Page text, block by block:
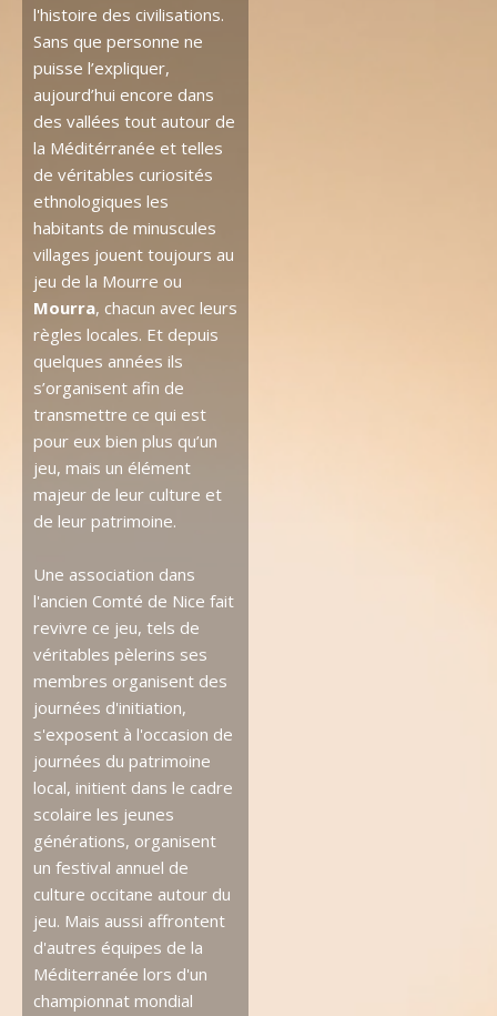
l'histoire des civilisations.
Sans que personne ne
puisse l’expliquer,
aujourd’hui encore dans
des vallées tout autour de
la Méditérranée et telles
de véritables curiosités
ethnologiques les
habitants de minuscules
villages jouent toujours au
jeu de la Mourre ou
Mourra, chacun avec leurs
règles locales. Et depuis
quelques années ils
s’organisent afin de
transmettre ce qui est
pour eux bien plus qu’un
jeu, mais un élément
majeur de leur culture et
de leur patrimoine.
Une association dans
l'ancien Comté de Nice fait
revivre ce jeu, tels de
véritables pèlerins ses
membres organisent des
journées d'initiation,
s'exposent à l'occasion de
journées du patrimoine
local, initient dans le cadre
scolaire les jeunes
générations, organisent
un festival annuel de
culture occitane autour du
jeu. Mais aussi affrontent
d'autres équipes de la
Méditerranée lors d'un
championnat mondial